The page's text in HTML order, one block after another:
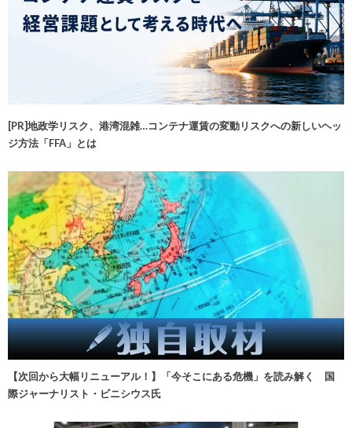
[PR]地政学リスク、港湾混雑…コンテナ運賃の変動リスクへの新しいヘッ
ジ方法「FFA」とは
【次回から大幅リニューアル！】「今そこにある危機」を読み解く 国
際ジャーナリスト・ビニシウス氏